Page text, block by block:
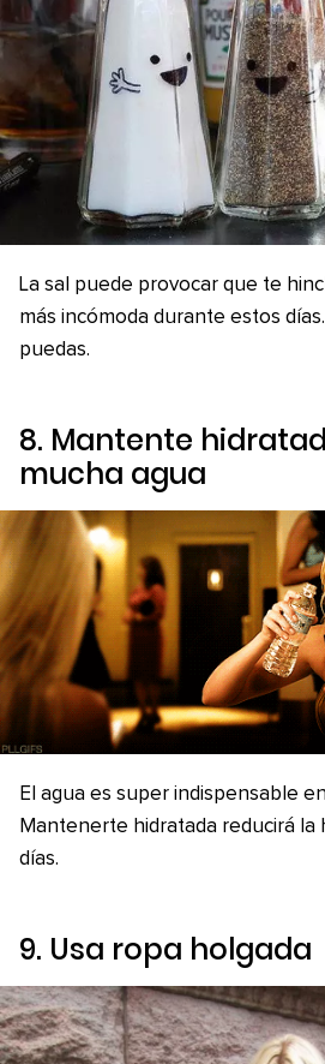
La sal puede provocar que te
más incómoda durante estos
puedas.
8. Mantente
mucha agua
El agua es super indispensable
Mantenerte hidratada reducirá la
días.
9. Usa ropa holgada